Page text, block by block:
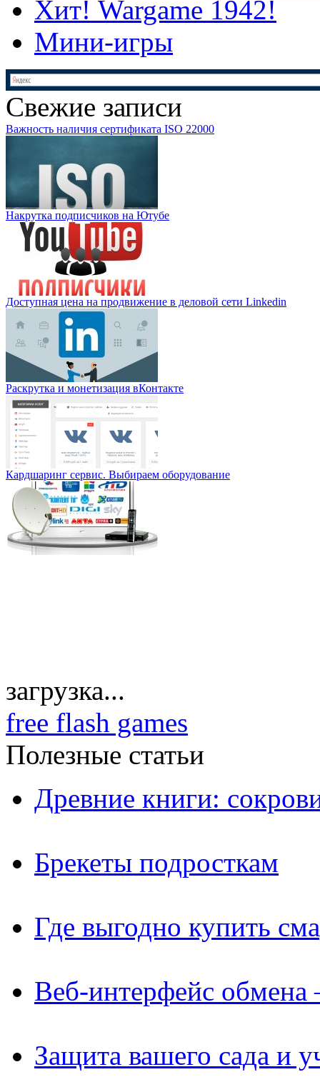
Хит! Wargame 1942!
Мини-игры
Свежие записи
Важность наличия сертификата ISO 22000
Накрутка подписчиков на Ютубе
Доступная цена на продвижение в деловой сети Linkedin
Раскрутка и монетизация вКонтакте
Кардшаринг сервис. Выбираем оборудование
загрузка...
free flash games
Полезные статьи
Древние книги:
Брекеты подросткам
Где выгодно купить
Веб-интерфейс
Защита вашего сада и